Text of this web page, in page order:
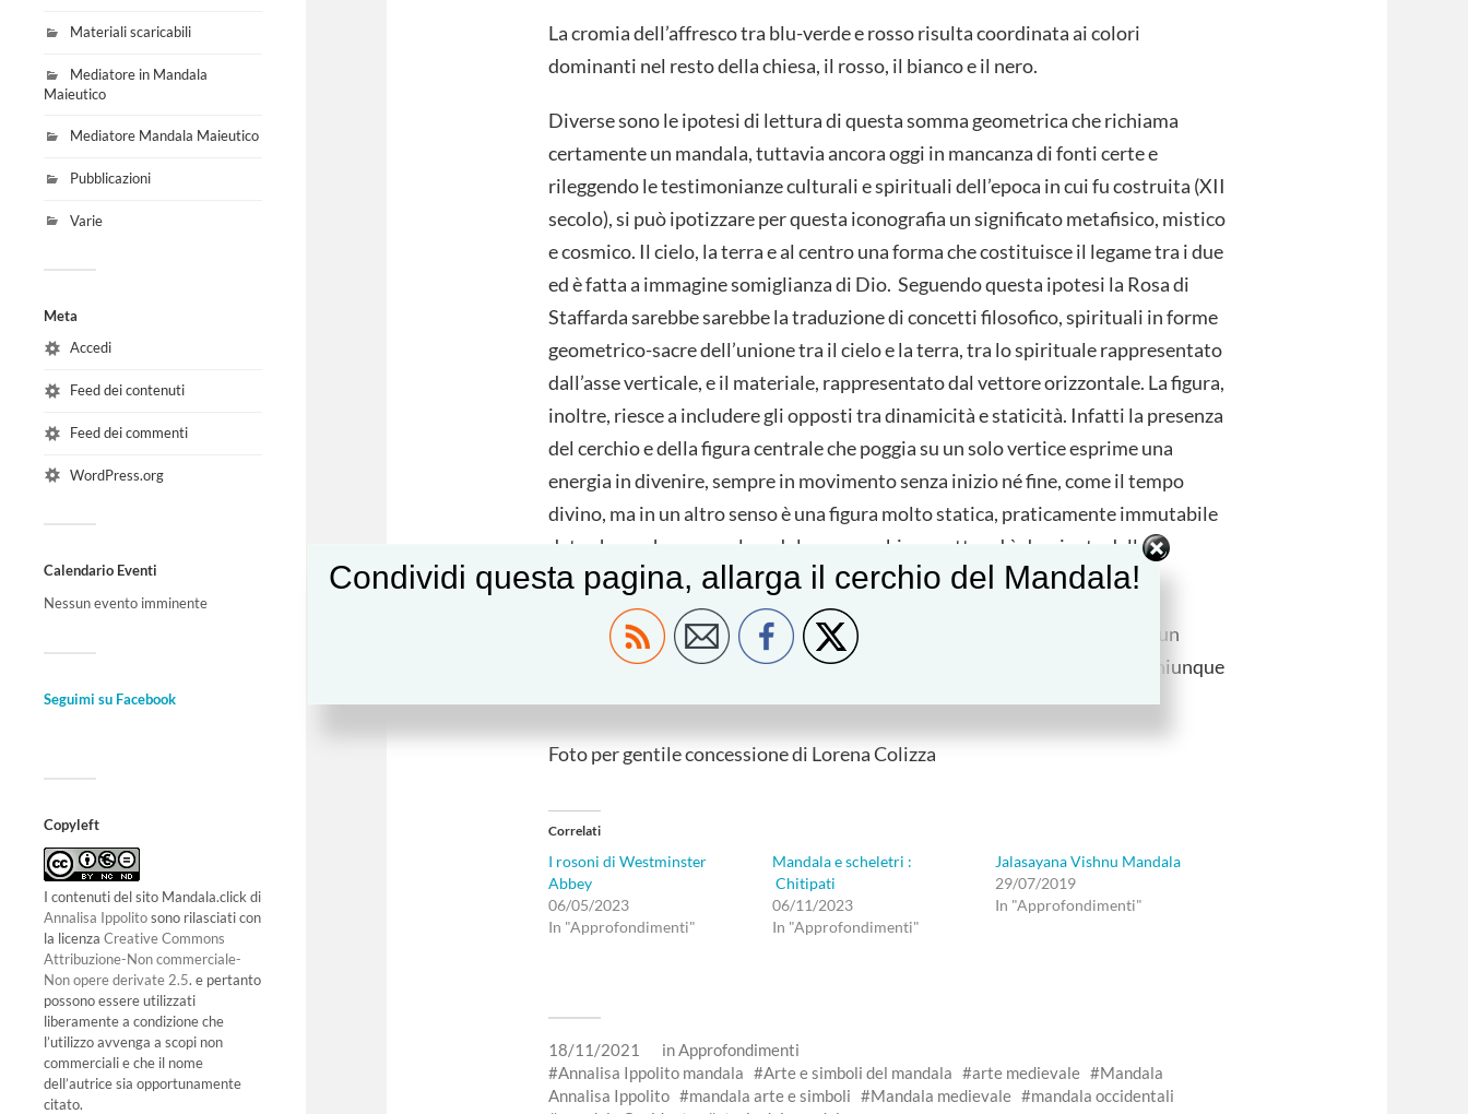
Materiali scaricabili
Mediatore in Mandala
Maieutico
Mediatore Mandala Maieutico
Pubblicazioni
Varie
Meta
Accedi
Feed dei contenuti
Feed dei commenti
WordPress.org
Calendario Eventi
Nessun evento imminente
Seguimi su Facebook
Copyleft
I contenuti del sito Mandala.click di
Annalisa Ippolitosono rilasciati con
la licenza Creative Commons
Attribuzione-Non commerciale-
Non opere derivate 2.5. e pertanto
possono essere utilizzati
liberamente a condizione che
l’utilizzo avvenga a scopi non
commerciali e che il nome
dell’autrice sia opportunamente
citato.
La cromia dell’affresco tra blu-verde e rosso risulta coordinata ai colori
dominanti nel resto della chiesa, il rosso, il bianco e il nero.
Diverse sono le ipotesi di lettura di questa somma geometrica che richiama
certamente un mandala, tuttavia ancora oggi in mancanza di fonti certe e
rileggendo le testimonianze culturali e spirituali dell’epoca in cui fu costruita (XII
secolo), si può ipotizzare per questa iconografia un significato metafisico, mistico
e cosmico. Il cielo, la terra e al centro una forma che costituisce il legame tra i due
ed è fatta a immagine somiglianza di Dio. Seguendo questa ipotesi la Rosa di
Staffarda sarebbe sarebbe la traduzione di concetti filosofico, spirituali in forme
geometrico-sacre dell’unione tra il cielo e la terra, tra lo spirituale rappresentato
dall’asse verticale, e il materiale, rappresentato dal vettore orizzontale. La figura,
inoltre, riesce a includere gli opposti tra dinamicità e staticità. Infatti la presenza
del cerchio e della figura centrale che poggia su un solo vertice esprime una
energia in divenire, sempre in movimento senza inizio né fine, come il tempo
divino, ma in un altro senso è una figura molto statica, praticamente immutabile
dato che anche capovolgendola non cambia aspetto ed è dominata dalla
romboide centrale che contiene il quattro e i suoi significati.
La Rosa di Staffarda rimane nonostante tutte le possibili interpretazioni un
bellissimo mistero che affascina e cattura l’attenzione accompagnando chiunque
in un viaggio spirituale nel tempo e nell’anima.
Foto per gentile concessione di Lorena Colizza
Correlati
I rosoni di Westminster
Abbey
06/05/2023
In "Approfondimenti"
Mandala e scheletri :
Chitipati
06/11/2023
In "Approfondimenti"
Jalasayana Vishnu Mandala
29/07/2019
In "Approfondimenti"
18/11/2021 inApprofondimenti
Annalisa Ippolito mandala
Arte e simboli del mandala arte medievale
Mandala
Annalisa Ippolito
mandala arte e simboli Mandala medievale
mandala occidentali
Condividi questa pagina, allarga il cerchio del Mandala!